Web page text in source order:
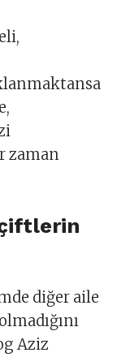
zaman
diğer aile
Aziz